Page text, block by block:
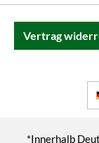
Vertrag
*Innerhalb